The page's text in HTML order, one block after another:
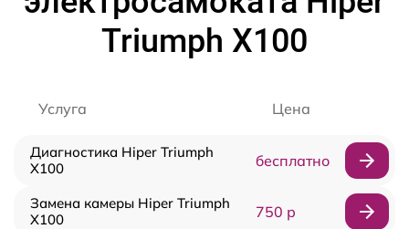
Triumph X100
Услуга Цена
Диагностика Hiper Triumph
X100
бесплатно
Замена камеры Hiper Triumph
X100
750 р